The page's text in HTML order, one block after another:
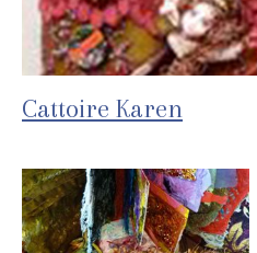
Cattoire Karen